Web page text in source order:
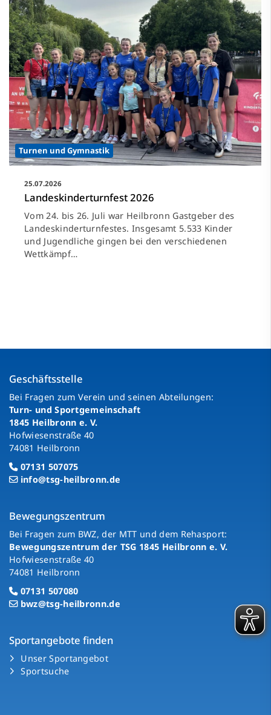
Turnen und Gymnastik
25.07.2026
Landeskinderturnfest 2026
Vom 24. bis 26. Juli war Heilbronn Gastgeber des
Landeskinderturnfestes. Insgesamt 5.533 Kinder
und Jugendliche gingen bei den verschiedenen
Wettkämpf…
Geschäftsstelle
Bei Fragen zum Verein und seinen Abteilungen:
Turn- und Sportgemeinschaft
1845 Heilbronn e. V.
Hofwiesenstraße 40
74081 Heilbronn
07131 507075
info@tsg-heilbronn.de
Bewegungszentrum
Bei Fragen zum BWZ, der MTT und dem Rehasport:
Bewegungszentrum der TSG 1845 Heilbronn e. V.
Hofwiesenstraße 40
74081 Heilbronn
07131 507080
bwz@tsg-heilbronn.de
Sportangebote finden
Unser Sportangebot
Sportsuche